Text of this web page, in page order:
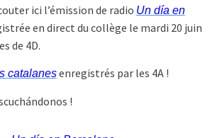
ici l’émission de radio Un día en
en direct du collège le mardi 20 juin
de 4D.
catalanesenregistrés par les 4A !
!